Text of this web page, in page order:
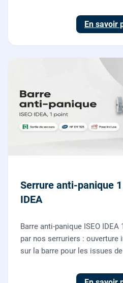
En savoir
Serrure anti-panique
IDEA
Barre anti-panique ISEO
par nos serruriers : ouverture
sur la barre pour les issues